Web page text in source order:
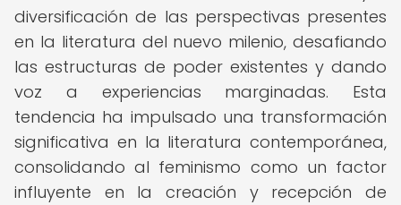
diversificación de las perspectivas presentes
en la literatura del nuevo milenio, desafiando
las estructuras de poder existentes y dando
voz a experiencias marginadas. Esta
tendencia ha impulsado una transformación
significativa en la literatura contemporánea,
consolidando al feminismo como un factor
influyente en la creación y recepción de